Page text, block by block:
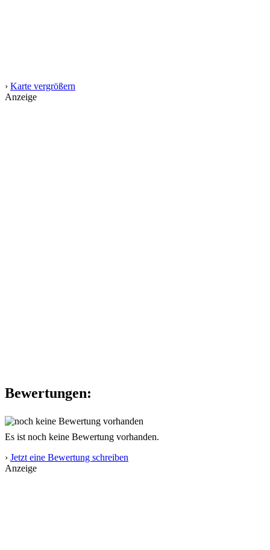
› Karte vergrößern
Anzeige
Bewertungen:
Es ist noch keine Bewertung vorhanden.
› Jetzt eine Bewertung schreiben
Anzeige